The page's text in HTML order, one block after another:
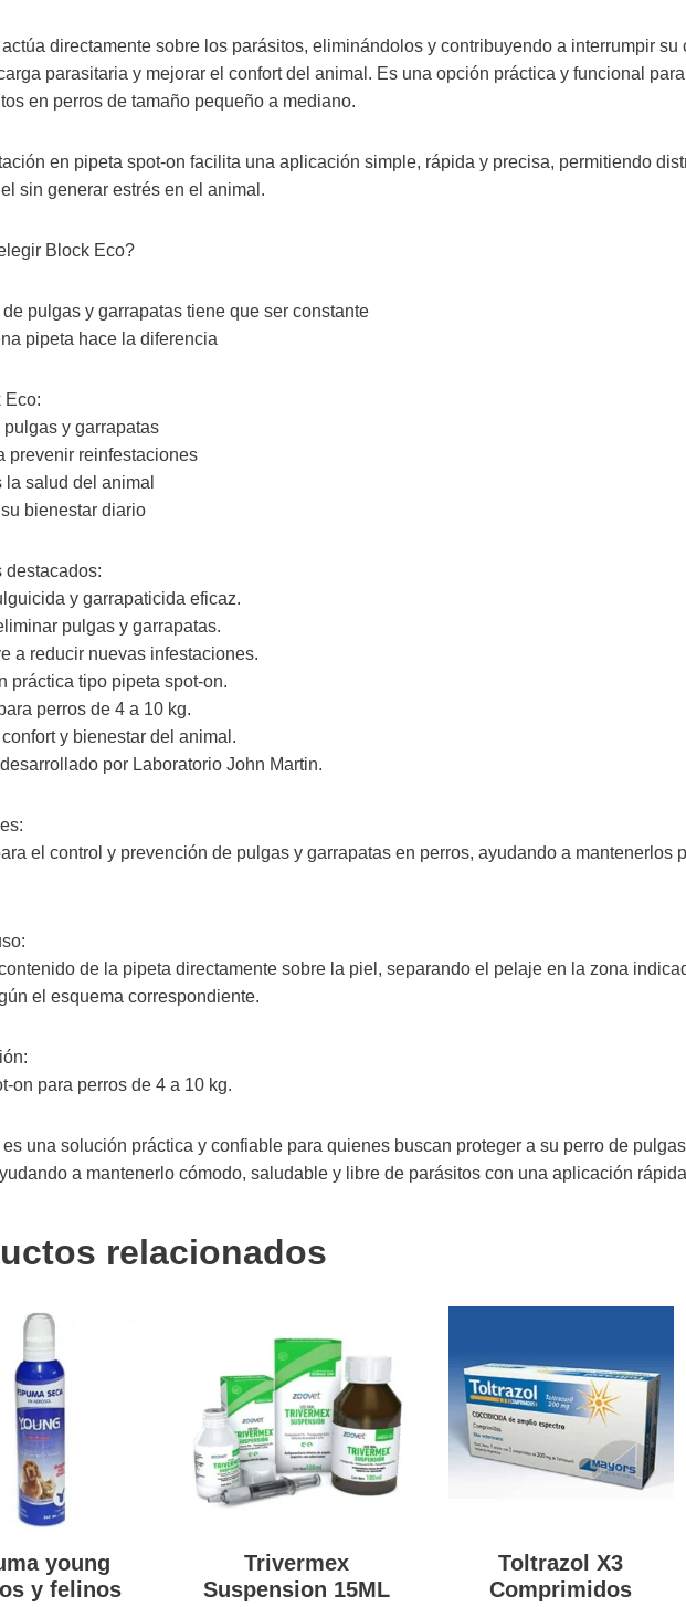
directamente sobre los parásitos, eliminándolos y contribuyendo a interrumpir
parasitaria y mejorar el confort del animal. Es una opción práctica y funcional
en perros de tamaño pequeño a mediano.
en pipeta spot-on facilita una aplicación simple, rápida y precisa, permitiendo
sin generar estrés en el animal.
Block Eco?
pulgas y garrapatas tiene que ser constante
pipeta hace la diferencia
Eco:
y garrapatas
prevenir reinfestaciones
la salud del animal
bienestar diario
destacados:
y garrapaticida eficaz.
pulgas y garrapatas.
a reducir nuevas infestaciones.
práctica tipo pipeta spot-on.
perros de 4 a 10 kg.
y bienestar del animal.
por Laboratorio John Martin.
el control y prevención de pulgas y garrapatas en perros, ayudando a mantenerlos
de la pipeta directamente sobre la piel, separando el pelaje en la zona
el esquema correspondiente.
on para perros de 4 a 10 kg.
una solución práctica y confiable para quienes buscan proteger a su perro de
a mantenerlo cómodo, saludable y libre de parásitos con una aplicación
relacionados
young
y felinos
Trivermex
Suspension 15ML
Toltrazol X3
Comprimidos